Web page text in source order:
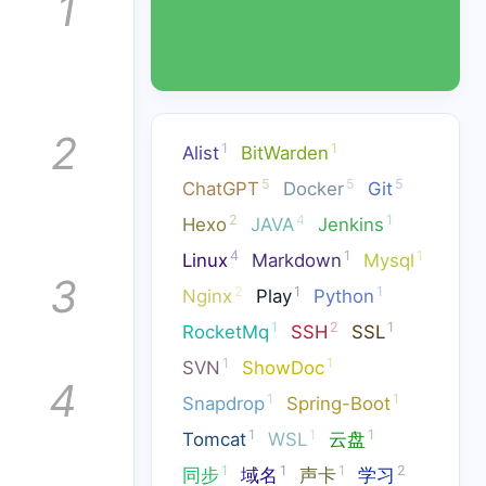
2
3
4
Alist 1 BitWarden 1
ChatGPT 5 Docker 5 Git 5
Hexo 2 JAVA 4 Jenkins 1
Linux 4 Markdown 1 Mysql 1
Nginx 2 Play 1 Python 1
RocketMq 1 SSH 2 SSL 1
SVN 1 ShowDoc 1
Snapdrop 1 Spring-Boot 1
Tomcat 1 WSL 1 云盘 1
同步 1 域名 1 声卡 1 学习 2